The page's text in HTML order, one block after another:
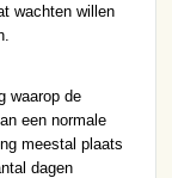
wachten willen
waarop de
een normale
meestal plaats
dagen